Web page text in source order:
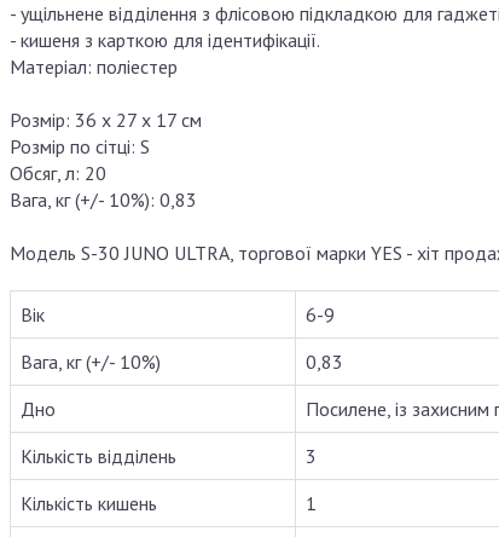
- ущільнене відділення з флісовою підкладкою для
- кишеня з карткою для ідентифікації.
Матеріал: поліестер
Розмір: 36 х 27 х 17 см
Розмір по сітці: S
Обсяг, л: 20
Вага, кг (+/- 10%): 0,83
Модель S-30 JUNO ULTRA, торгової марки YES - хіт
Вік
6-9
Вага, кг (+/- 10%)
0,83
Дно
Посилене, із
Кількість відділень
3
Кількість кишень
1